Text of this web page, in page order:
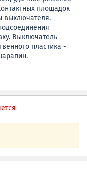
площадок
выключателя.
Выключатель
пластика -